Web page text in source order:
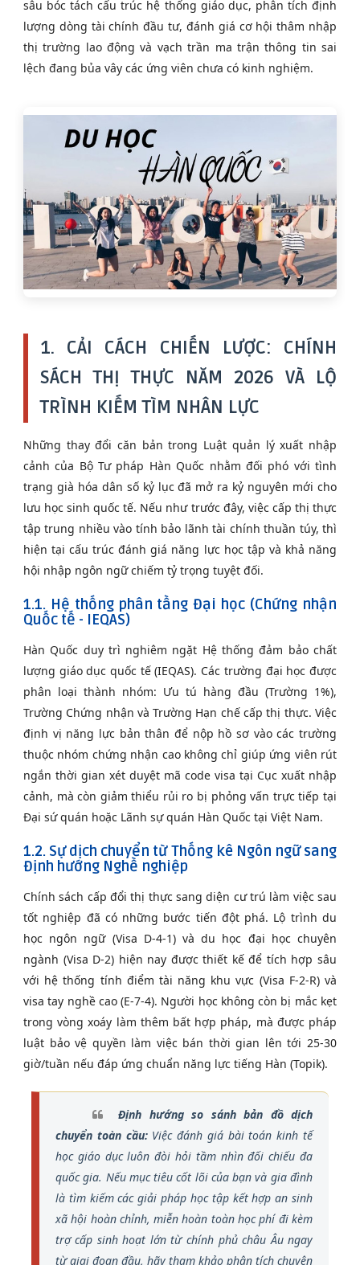
sâu bóc tách cấu trúc hệ thống giáo dục, phân tích định
lượng dòng tài chính đầu tư, đánh giá cơ hội thâm nhập
thị trường lao động và vạch trần ma trận thông tin sai
lệch đang bủa vây các ứng viên chưa có kinh nghiệm.
1. CẢI CÁCH CHIẾN LƯỢC: CHÍNH
SÁCH THỊ THỰC NĂM 2026 VÀ LỘ
TRÌNH KIẾM TÌM NHÂN LỰC
Những thay đổi căn bản trong Luật quản lý xuất nhập
cảnh của Bộ Tư pháp Hàn Quốc nhằm đối phó với tình
trạng già hóa dân số kỷ lục đã mở ra kỷ nguyên mới cho
lưu học sinh quốc tế. Nếu như trước đây, việc cấp thị thực
tập trung nhiều vào tính bảo lãnh tài chính thuần túy, thì
hiện tại cấu trúc đánh giá năng lực học tập và khả năng
hội nhập ngôn ngữ chiếm tỷ trọng tuyệt đối.
1.1. Hệ thống phân tầng Đại học (Chứng nhận
Quốc tế - IEQAS)
Hàn Quốc duy trì nghiêm ngặt Hệ thống đảm bảo chất
lượng giáo dục quốc tế (IEQAS). Các trường đại học được
phân loại thành nhóm: Ưu tú hàng đầu (Trường 1%),
Trường Chứng nhận và Trường Hạn chế cấp thị thực. Việc
định vị năng lực bản thân để nộp hồ sơ vào các trường
thuộc nhóm chứng nhận cao không chỉ giúp ứng viên rút
ngắn thời gian xét duyệt mã code visa tại Cục xuất nhập
cảnh, mà còn giảm thiểu rủi ro bị phỏng vấn trực tiếp tại
Đại sứ quán hoặc Lãnh sự quán Hàn Quốc tại Việt Nam.
1.2. Sự dịch chuyển từ Thống kê Ngôn ngữ sang
Định hướng Nghề nghiệp
Chính sách cấp đổi thị thực sang diện cư trú làm việc sau
tốt nghiệp đã có những bước tiến đột phá. Lộ trình du
học ngôn ngữ (Visa D-4-1) và du học đại học chuyên
ngành (Visa D-2) hiện nay được thiết kế để tích hợp sâu
với hệ thống tính điểm tài năng khu vực (Visa F-2-R) và
visa tay nghề cao (E-7-4). Người học không còn bị mắc kẹt
trong vòng xoáy làm thêm bất hợp pháp, mà được pháp
luật bảo vệ quyền làm việc bán thời gian lên tới 25-30
giờ/tuần nếu đáp ứng chuẩn năng lực tiếng Hàn (Topik).
Định hướng so sánh bản đồ dịch
chuyển toàn cầu:Việc đánh giá bài toán kinh tế
học giáo dục luôn đòi hỏi tầm nhìn đối chiếu đa
quốc gia. Nếu mục tiêu cốt lõi của bạn và gia đình
là tìm kiếm các giải pháp học tập kết hợp an sinh
xã hội hoàn chỉnh, miễn hoàn toàn học phí đi kèm
trợ cấp sinh hoạt lớn từ chính phủ châu Âu ngay
từ giai đoạn đầu, hãy tham khảo phân tích chuyên